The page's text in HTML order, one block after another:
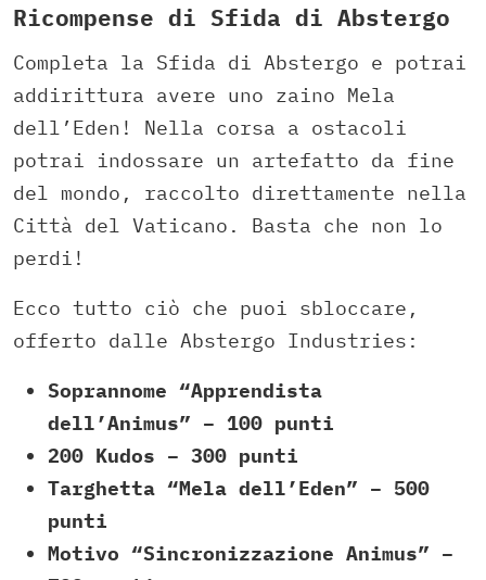
Ricompense di Sfida di Abstergo
Completa la Sfida di Abstergo e potrai
addirittura avere uno zaino Mela
dell’Eden! Nella corsa a ostacoli
potrai indossare un artefatto da fine
del mondo, raccolto direttamente nella
Città del Vaticano. Basta che non lo
perdi!
Ecco tutto ciò che puoi sbloccare,
offerto dalle Abstergo Industries:
Soprannome “Apprendista
dell’Animus” – 100 punti
200 Kudos – 300 punti
Targhetta “Mela dell’Eden” – 500
punti
Motivo “Sincronizzazione Animus” –